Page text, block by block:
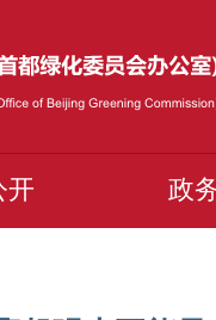
开 政